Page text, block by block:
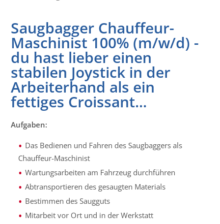
Saugbagger Chauffeur-
Maschinist 100% (m/w/d) -
du hast lieber einen
stabilen Joystick in der
Arbeiterhand als ein
fettiges Croissant...
Aufgaben:
Das Bedienen und Fahren des Saugbaggers als
Chauffeur-Maschinist
Wartungsarbeiten am Fahrzeug durchführen
Abtransportieren des gesaugten Materials
Bestimmen des Saugguts
Mitarbeit vor Ort und in der Werkstatt